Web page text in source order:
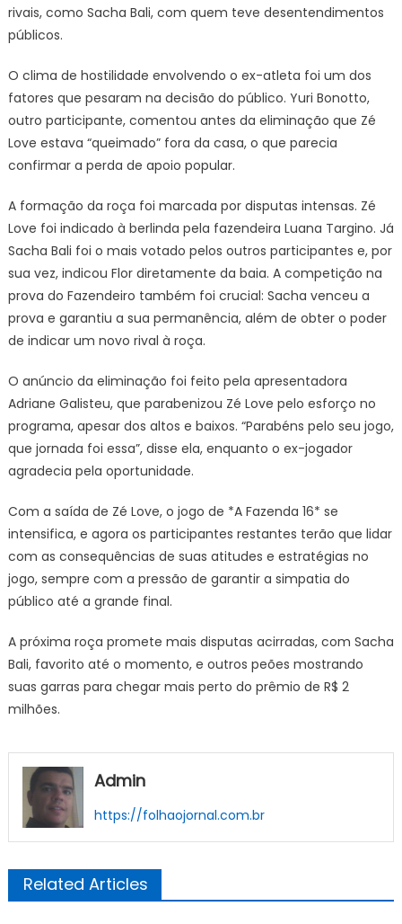
rivais, como Sacha Bali, com quem teve desentendimentos
públicos.
O clima de hostilidade envolvendo o ex-atleta foi um dos
fatores que pesaram na decisão do público. Yuri Bonotto,
outro participante, comentou antes da eliminação que Zé
Love estava “queimado” fora da casa, o que parecia
confirmar a perda de apoio popular.
A formação da roça foi marcada por disputas intensas. Zé
Love foi indicado à berlinda pela fazendeira Luana Targino. Já
Sacha Bali foi o mais votado pelos outros participantes e, por
sua vez, indicou Flor diretamente da baia. A competição na
prova do Fazendeiro também foi crucial: Sacha venceu a
prova e garantiu a sua permanência, além de obter o poder
de indicar um novo rival à roça.
O anúncio da eliminação foi feito pela apresentadora
Adriane Galisteu, que parabenizou Zé Love pelo esforço no
programa, apesar dos altos e baixos. “Parabéns pelo seu jogo,
que jornada foi essa”, disse ela, enquanto o ex-jogador
agradecia pela oportunidade.
Com a saída de Zé Love, o jogo de *A Fazenda 16* se
intensifica, e agora os participantes restantes terão que lidar
com as consequências de suas atitudes e estratégias no
jogo, sempre com a pressão de garantir a simpatia do
público até a grande final.
A próxima roça promete mais disputas acirradas, com Sacha
Bali, favorito até o momento, e outros peões mostrando
suas garras para chegar mais perto do prêmio de R$ 2
milhões.
Admin
https://folhaojornal.com.br
Related Articles